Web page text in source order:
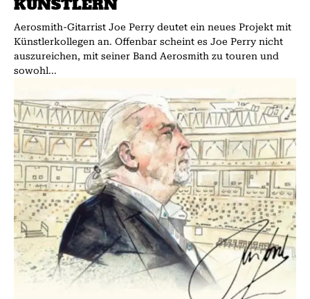
KÜNSTLERN
Aerosmith-Gitarrist Joe Perry deutet ein neues Projekt mit
Künstlerkollegen an. Offenbar scheint es Joe Perry nicht
auszureichen, mit seiner Band Aerosmith zu touren und
sowohl...